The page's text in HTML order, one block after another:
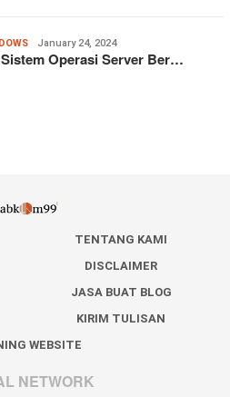
January 24, 2024
Operasi Server Ber…
TENTANG KAMI
DISCLAIMER
JASA BUAT BLOG
KIRIM TULISAN
WEBSITE
NETWORK